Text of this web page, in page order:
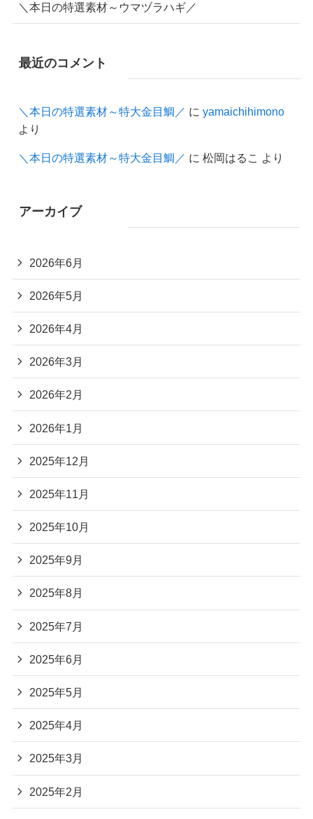
＼本日の特選素材～ウマヅラハギ／
最近のコメント
＼本日の特選素材～特大金目鯛／ に yamaichihimono
より
＼本日の特選素材～特大金目鯛／ に 松岡はるこ より
アーカイブ
2026年6月
2026年5月
2026年4月
2026年3月
2026年2月
2026年1月
2025年12月
2025年11月
2025年10月
2025年9月
2025年8月
2025年7月
2025年6月
2025年5月
2025年4月
2025年3月
2025年2月